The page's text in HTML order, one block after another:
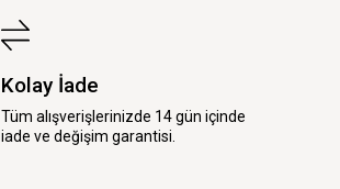
Kolay İade
Tüm alışverişlerinizde 14 gün içinde
iade ve değişim garantisi.